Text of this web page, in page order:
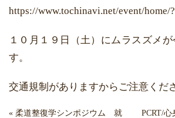
https://www.tochinavi.net/event/home/
１０月１９日（土）にムラスズメ
す。
交通規制がありますからご注意くだ
« 柔道整復学シンポジウム 就
PCRT/